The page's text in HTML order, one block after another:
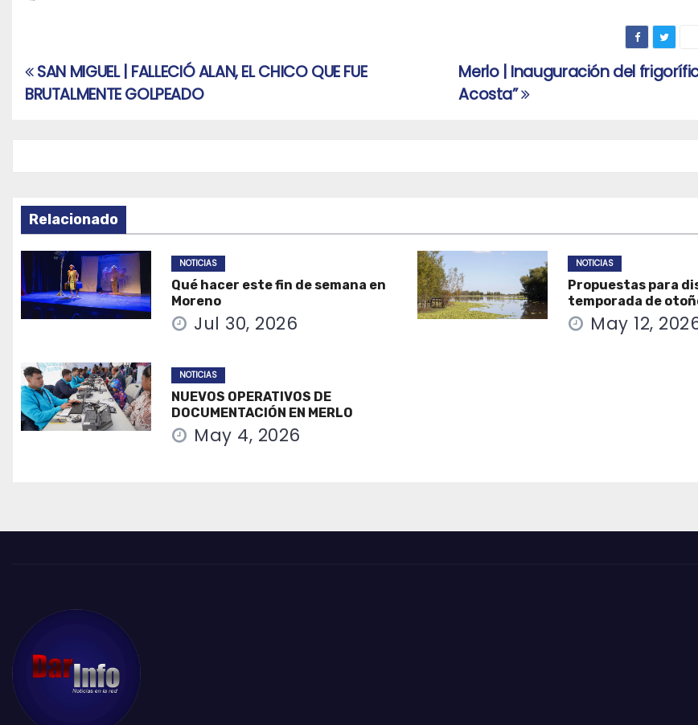
Navegación
de
Merlo | Inauguración del
Acosta”
SAN MIGUEL | FALLECIÓ ALAN, EL CHICO QUE FUE
BRUTALMENTE GOLPEADO
Relacionado
NOTICIAS
Qué hacer este fin de semana en
Moreno
Jul 30, 2026
NOTICIAS
Propuestas para
temporada de
May 12,
NOTICIAS
NUEVOS OPERATIVOS DE
DOCUMENTACIÓN EN MERLO
May 4, 2026